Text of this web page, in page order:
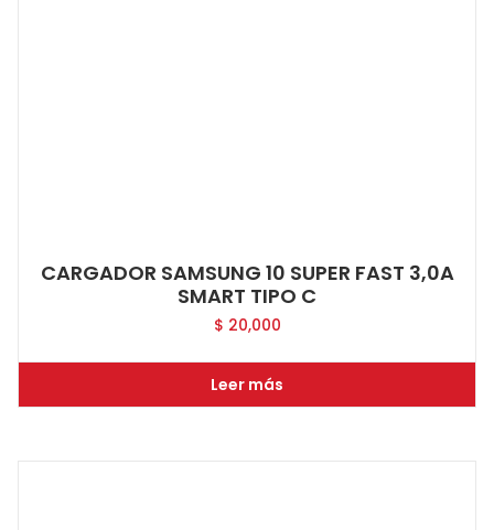
CARGADOR SAMSUNG 10 SUPER FAST 3,0A
SMART TIPO C
$ 20,000
Leer más